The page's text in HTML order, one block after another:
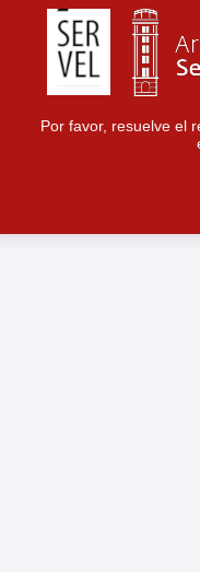
Por favor, resuelve el